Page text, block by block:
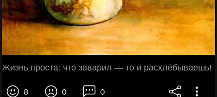
Жизнь проста: что заварил — то и расхлёбываешь!
8 0 0